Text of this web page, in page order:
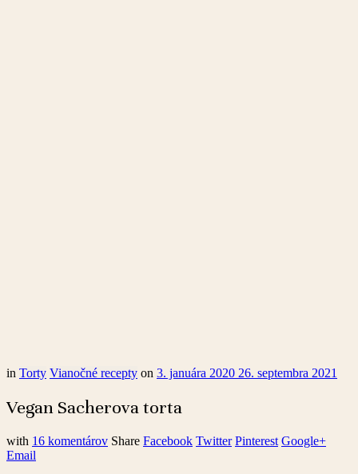
in Torty Vianočné recepty on 3. januára 2020 26. septembra 2021
Vegan Sacherova torta
with 16 komentárov Share Facebook Twitter Pinterest Google+
Email